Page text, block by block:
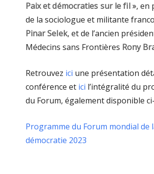
Paix et démocraties sur le fil », en
de la sociologue et militante
Pinar Selek, et de l’ancien
Médecins sans Frontières Rony
Retrouvez ici une présentation
conférence et ici l’intégralité du
du Forum, également disponible
Programme du Forum mondial de
démocratie 2023